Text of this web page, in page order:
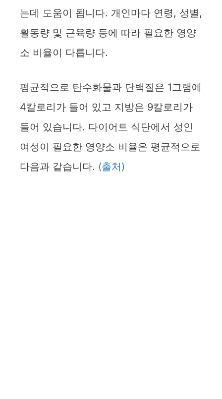
는데 도움이 됩니다. 개인마다 연령, 성별,
활동량 및 근육량 등에 따라 필요한 영양
소 비율이 다릅니다.
평균적으로 탄수화물과 단백질은 1그램에
4칼로리가 들어 있고 지방은 9칼로리가
들어 있습니다. 다이어트 식단에서 성인
여성이 필요한 영양소 비율은 평균적으로
다음과 같습니다. (출처)